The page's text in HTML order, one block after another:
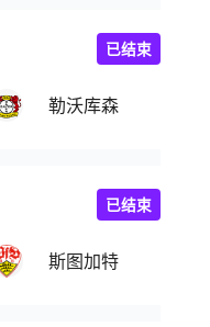
勒沃库森
已结束
斯图加特
已结束